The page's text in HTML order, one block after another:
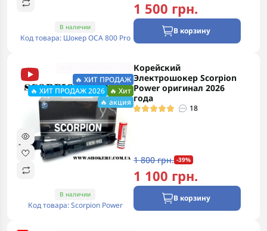
В наличии
Код товара: Шокер ОСА 800 Pro
1 500 грн.
В корзину
🔥 ХИТ ПРОДАЖ
🔥 ХИТ ПРОДАЖ 2026 🔥 Хит
🔥 акция
В наличии
Код товара: Scorpion Power
Корейский
Электрошокер Scorpion
Power оригинал 2026
года
18
1 800 грн. -39%
1 100 грн.
В корзину